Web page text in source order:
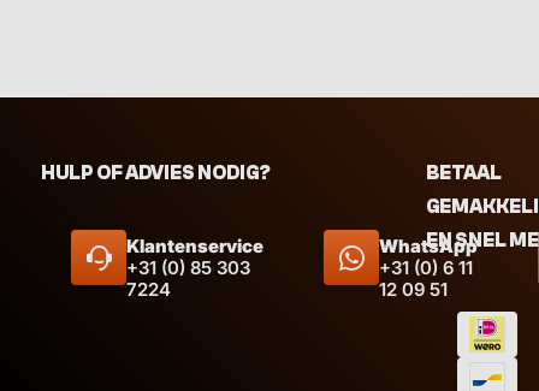
HULP OF ADVIES NODIG?
Klantenservice
+31 (0) 85 303
7224
WhatsApp
+31 (0) 6 11
12 09 51
BETAAL
EN SNEL